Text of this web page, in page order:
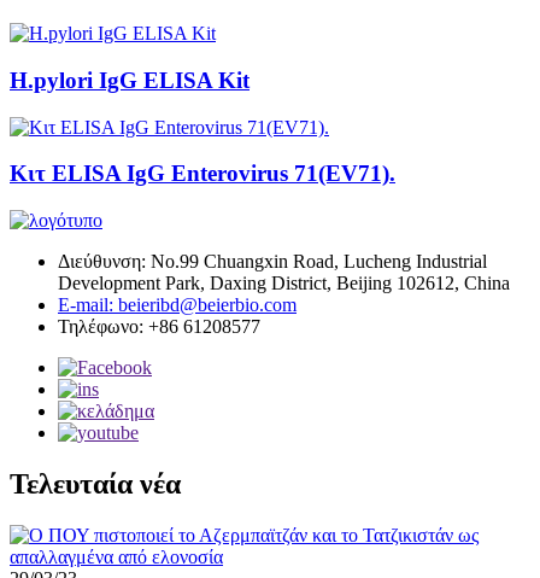
H.pylori IgG ELISA Kit
Κιτ ELISA IgG Enterovirus 71(EV71).
Διεύθυνση: No.99 Chuangxin Road, Lucheng Industrial
Development Park, Daxing District, Beijing 102612, China
E-mail: beieribd@beierbio.com
Τηλέφωνο: +86 61208577
Τελευταία νέα